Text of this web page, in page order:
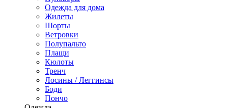
Одежда для дома
Жилеты
Шорты
Ветровки
Полупальто
Плащи
Кюлоты
Тренч
Лосины / Леггинсы
Боди
Пончо